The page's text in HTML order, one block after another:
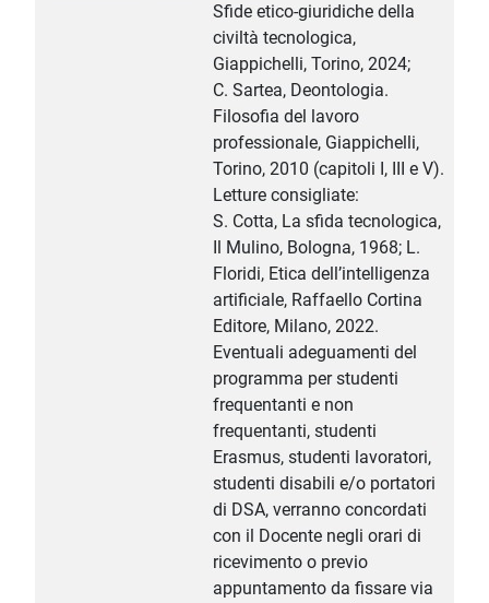
Sfide etico-giuridiche della
civiltà tecnologica,
Giappichelli, Torino, 2024;
C. Sartea, Deontologia.
Filosofia del lavoro
professionale, Giappichelli,
Torino, 2010 (capitoli I, III e V).
Letture consigliate:
S. Cotta, La sfida tecnologica,
Il Mulino, Bologna, 1968; L.
Floridi, Etica dell’intelligenza
artificiale, Raffaello Cortina
Editore, Milano, 2022.
Eventuali adeguamenti del
programma per studenti
frequentanti e non
frequentanti, studenti
Erasmus, studenti lavoratori,
studenti disabili e/o portatori
di DSA, verranno concordati
con il Docente negli orari di
ricevimento o previo
appuntamento da fissare via